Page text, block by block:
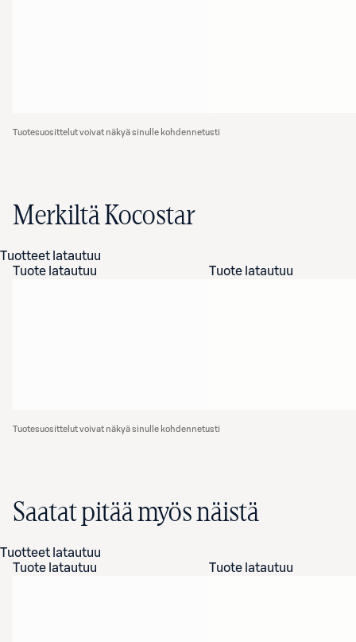
Tuotesuosittelut voivat näkyä sinulle kohdennetusti
Merkiltä Kocostar
Tuotteet latautuu
Tuote latautuu
Tuote latautuu
Tuotesuosittelut voivat näkyä sinulle kohdennetusti
Saatat pitää myös näistä
Tuotteet latautuu
Tuote latautuu
Tuote latautuu